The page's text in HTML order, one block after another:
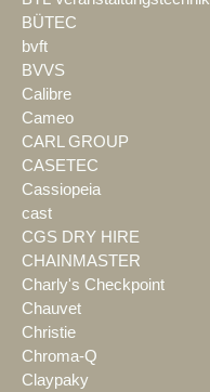
BÜTEC
bvft
BVVS
Calibre
Cameo
CARL GROUP
CASETEC
Cassiopeia
cast
CGS DRY HIRE
CHAINMASTER
Charly's Checkpoint
Chauvet
Christie
Chroma-Q
Claypaky